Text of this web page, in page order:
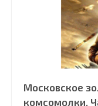
Московское
комсомолки.